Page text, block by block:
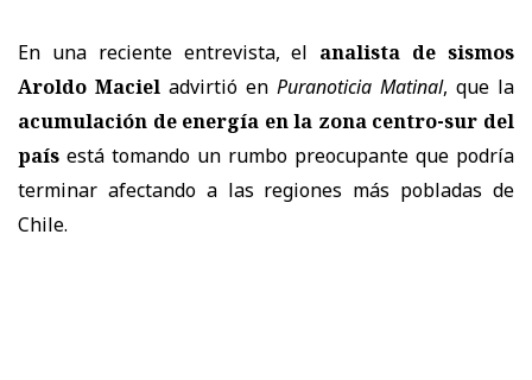
En una reciente entrevista, el analista de sismos
Aroldo Maciel advirtió en Puranoticia Matinal, que la
acumulación de energía en la zona centro-sur del
país está tomando un rumbo preocupante que podría
terminar afectando a las regiones más pobladas de
Chile.